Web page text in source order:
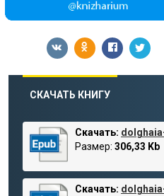
СКАЧАТЬ КНИГУ
Скачать:
Размер: 306,33 Kb
Скачать: